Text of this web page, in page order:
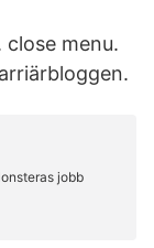
menu.